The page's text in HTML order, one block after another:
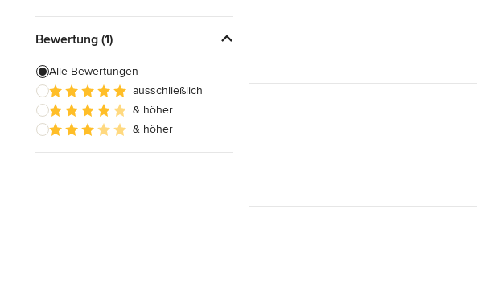
Gäste-WC Renovierung
Fugenlose Badezimmer
Badezimmereinbau
Alle anzeigen
Bewertung (1)
Alle Bewertungen
ausschließlich
& höher
& höher